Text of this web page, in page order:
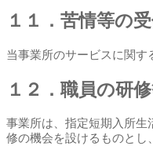
１１．苦情等の
当事業所のサービスに関す
１２．職員の研
事業所は、指定短期入所生
修の機会を設けるものとし